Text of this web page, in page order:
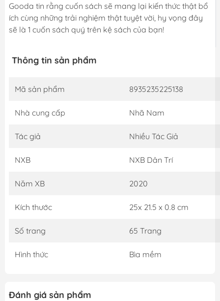
Gooda tin rằng cuốn sách sẽ mang lại kiến thức thật bổ
ích cùng những trải nghiệm thật tuyệt vời, hy vọng đây
sẽ là 1 cuốn sách quý trên kệ sách của bạn!
Thông tin sản phẩm
Mã sản phẩm 8935235225138
Nhà cung cấp Nhã Nam
Tác giả Nhiều Tác Giả
NXB NXB Dân Trí
Năm XB 2020
Kích thước 25x 21.5 x 0.8 cm
Số trang 65 Trang
Hình thức Bìa mềm
Đánh giá sản phẩm